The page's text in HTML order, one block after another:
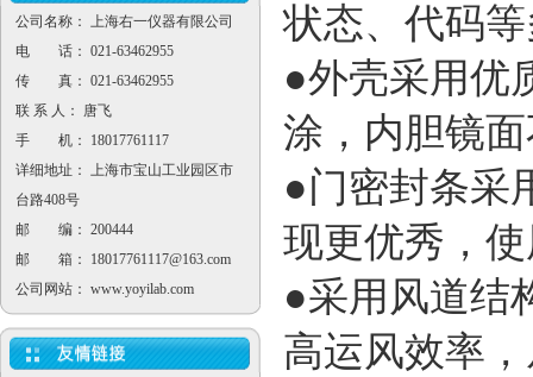
公司名称： 上海右一仪器有限公司
电 话： 021-63462955
传 真： 021-63462955
联 系 人： 唐飞
手 机： 18017761117
详细地址： 上海市宝山工业园区市
台路408号
邮 编： 200444
邮 箱：
18017761117@163.com
公司网站： www.yoyilab.com
状态、代码
●外壳采用优
涂，内胆镜
●门密封条采
现更优秀，
●采用风道结
高运风效率